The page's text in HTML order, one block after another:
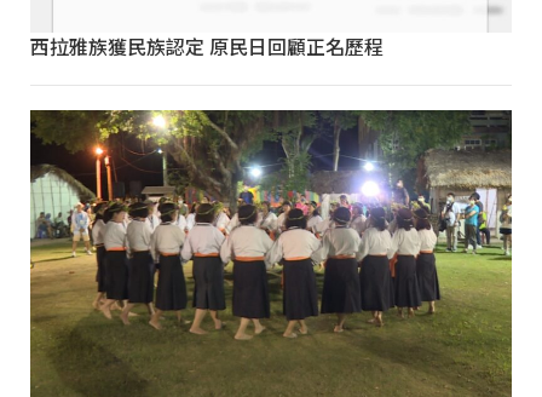
西拉雅族獲民族認定 原民日回顧正名歷程